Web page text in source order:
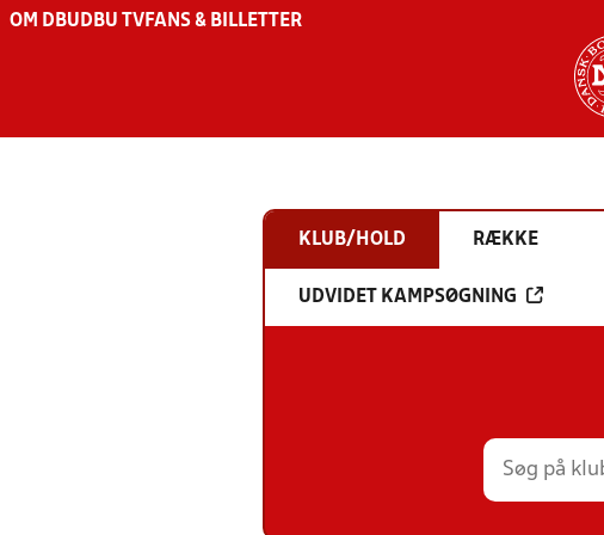
OM DBU DBU TV FANS & BILLETTER
KLUB/HOLD RÆKKE
UDVIDET KAMPSØGNING